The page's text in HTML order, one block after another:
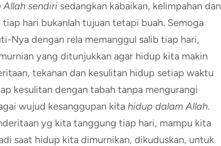
sendiri sedangkan kabaikan, kelimpahan dan
hari bukanlah tujuan tetapi buah. Semoga
Nya dengan rela memanggul salib tiap hari,
yang ditunjukkan agar hidup kita makin
tekanan dan kesulitan hidup setiap waktu
kesulitan dengan tabah tanpa mengurangi
wujud kesanggupan kita hidup dalam Allah.
yg kita tanggung tiap hari, mampu kita
saat hidup kita dimurnikan, dikuduskan, untuk